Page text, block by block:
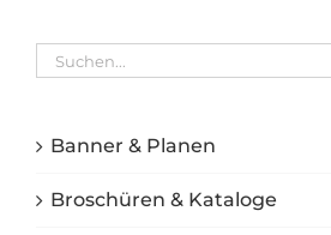
Banner & Planen
Broschüren & Kataloge